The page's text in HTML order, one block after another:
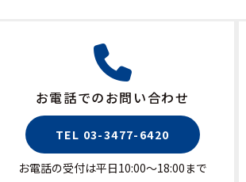
お電話でのお問い合わせ
TEL 03-3477-6420
お電話の受付は平日10:00〜18:00まで